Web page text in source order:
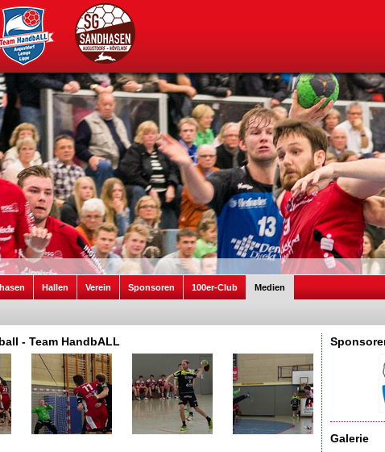
Hallen Verein Sponsoren 100er-Club Medien
- Team HandbALL
Galerie